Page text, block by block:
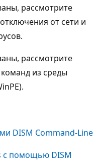
рассмотрите
от сети и
рассмотрите
из среды
DISM Command-Line
с помощью DISM